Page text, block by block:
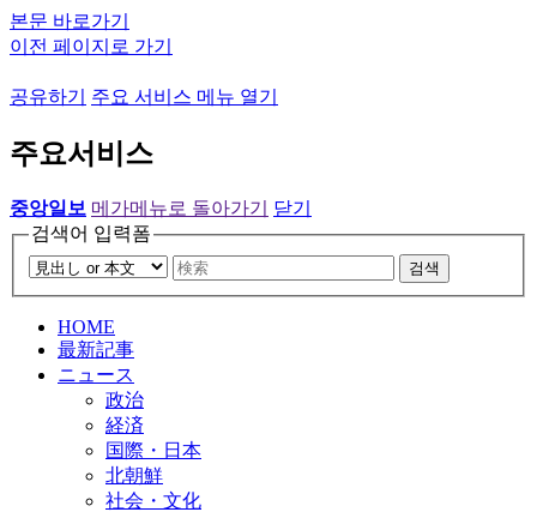
본문 바로가기
이전 페이지로 가기
공유하기 주요 서비스 메뉴 열기
주요서비스
중앙일보 메가메뉴로 돌아가기
닫기
검색어 입력폼
검색
HOME
最新記事
ニュース
政治
経済
国際・日本
北朝鮮
社会・文化